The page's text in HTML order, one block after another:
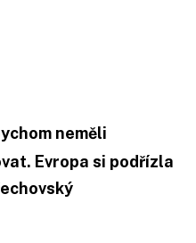
neměli
Evropa si podřízla